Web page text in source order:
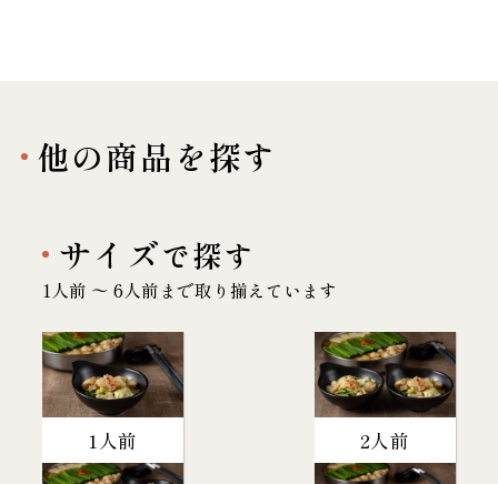
他の商品を探す
サイズで探す
1人前 〜 6人前まで取り揃えています
1人前 2人前